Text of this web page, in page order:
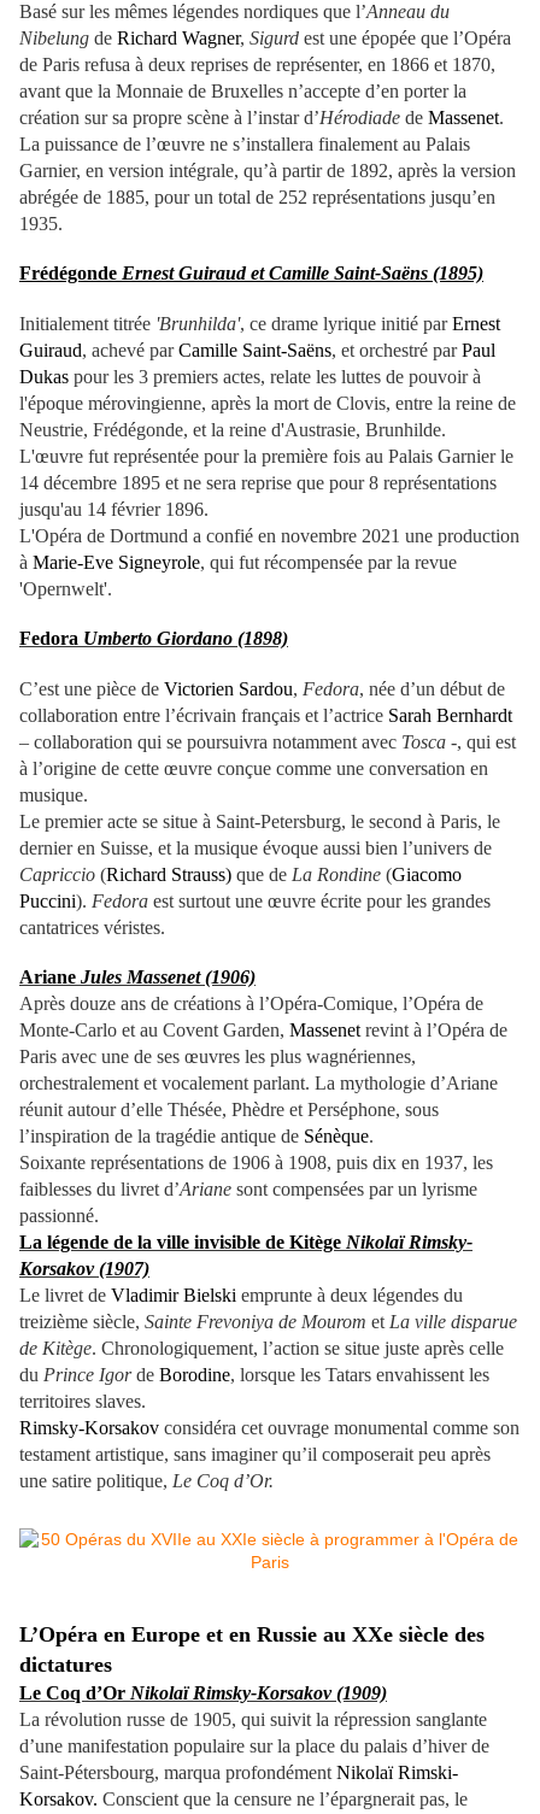
Basé sur les mêmes légendes nordiques que l’Anneau du
Nibelung de Richard Wagner, Sigurd est une épopée que l’Opéra
de Paris refusa à deux reprises de représenter, en 1866 et 1870,
avant que la Monnaie de Bruxelles n’accepte d’en porter la
création sur sa propre scène à l’instar d’Hérodiade de Massenet.
La puissance de l’œuvre ne s’installera finalement au Palais
Garnier, en version intégrale, qu’à partir de 1892, après la version
abrégée de 1885, pour un total de 252 représentations jusqu’en
1935.
Frédégonde Ernest Guiraud et Camille Saint-Saëns (1895)
Initialement titrée 'Brunhilda', ce drame lyrique initié parErnest
Guiraud, achevé parCamille Saint-Saëns, et orchestré parPaul
Dukas pour les 3 premiers actes, relate les luttes de pouvoir à
l'époque mérovingienne, après la mort de Clovis, entre la reine de
Neustrie, Frédégonde, et la reine d'Austrasie, Brunhilde.
L'œuvre fut représentée pour la première fois au Palais Garnier le
14 décembre 1895 et ne sera reprise que pour 8 représentations
jusqu'au 14 février 1896.
L'Opéra de Dortmund a confié en novembre 2021 une production
à Marie-Eve Signeyrole, qui fut récompensée par la revue
'Opernwelt'.
Fedora Umberto Giordano (1898)
C’est une pièce de Victorien Sardou, Fedora, née d’un début de
collaboration entre l’écrivain français et l’actrice Sarah Bernhardt
– collaboration qui se poursuivra notamment avec Tosca -, qui est
à l’origine de cette œuvre conçue comme une conversation en
musique.
Le premier acte se situe à Saint-Petersburg, le second à Paris, le
dernier en Suisse, et la musique évoque aussi bien l’univers de
Capriccio (Richard Strauss) que de La Rondine (Giacomo
Puccini). Fedora est surtout une œuvre écrite pour les grandes
cantatrices véristes.
Ariane Jules Massenet (1906)
Après douze ans de créations à l’Opéra-Comique, l’Opéra de
Monte-Carlo et au Covent Garden, Massenet revint à l’Opéra de
Paris avec une de ses œuvres les plus wagnériennes,
orchestralement et vocalement parlant. La mythologie d’Ariane
réunit autour d’elle Thésée, Phèdre et Perséphone, sous
l’inspiration de la tragédie antique de Sénèque.
Soixante représentations de 1906 à 1908, puis dix en 1937, les
faiblesses du livret d’Ariane sont compensées par un lyrisme
passionné.
La légende de la ville invisible de Kitège Nikolaï Rimsky-
Korsakov (1907)
Le livret de Vladimir Bielski emprunte à deux légendes du
treizième siècle, Sainte Frevoniya de Mourom et La ville disparue
de Kitège. Chronologiquement, l’action se situe juste après celle
du Prince Igorde Borodine, lorsque les Tatars envahissent les
territoires slaves.
Rimsky-Korsakov considéra cet ouvrage monumental comme son
testament artistique, sans imaginer qu’il composerait peu après
une satire politique, Le Coq d’Or.
L’Opéra en Europe et en Russie au XXe siècle des
dictatures
Le Coq d’Or Nikolaï Rimsky-Korsakov (1909)
La révolution russe de 1905, qui suivit la répression sanglante
d’une manifestation populaire sur la place du palais d’hiver de
Saint-Pétersbourg, marqua profondément Nikolaï Rimski-
Korsakov. Conscient que la censure ne l’épargnerait pas, le